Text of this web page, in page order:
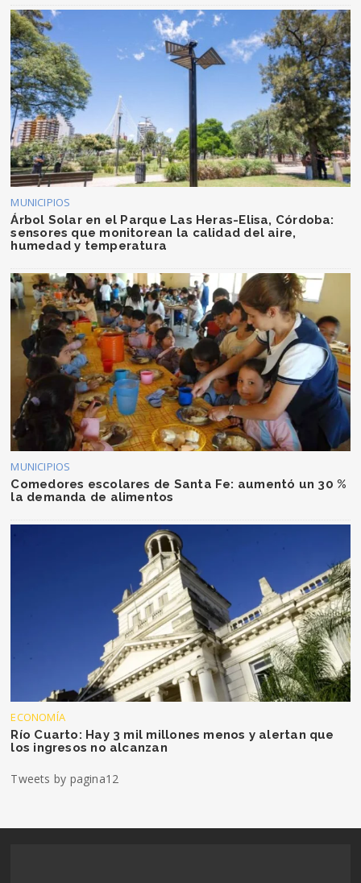
MUNICIPIOS
Árbol Solar en el Parque Las Heras-Elisa, Córdoba:
sensores que monitorean la calidad del aire,
humedad y temperatura
MUNICIPIOS
Comedores escolares de Santa Fe: aumentó un 30 %
la demanda de alimentos
ECONOMÍA
Río Cuarto: Hay 3 mil millones menos y alertan que
los ingresos no alcanzan
Tweets by pagina12